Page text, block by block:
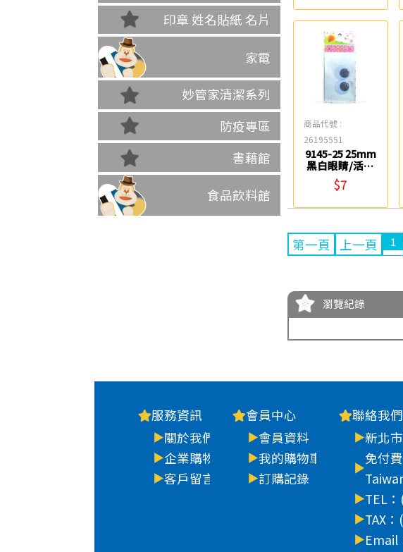
印章 姓名貼紙 名片
家電
妙管家清潔系列
防疫專區
書藉館
食品飲料館
商品代號 :
26195551
9145-25 25mm
黑白眼睛/活動
眼睛(2入) 星宇
$7
第一頁 上一頁 1
瀏覽紀錄
服務資訊
關於我們
企業購物
客戶留言
會員中心
會員資料
我的購物車
訂購記錄
聯絡我們
新北
免付
TEL
TAX